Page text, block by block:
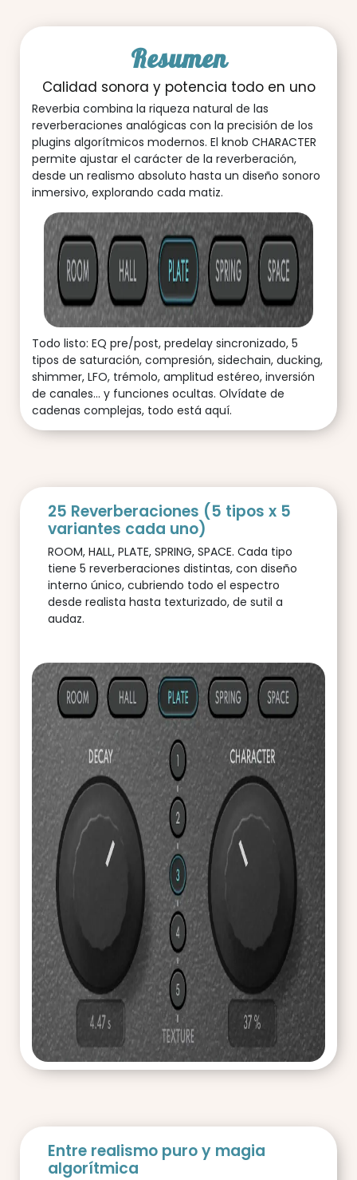
Resumen
Calidad sonora y potencia todo en uno
Reverbia combina la riqueza natural de las
reverberaciones analógicas con la precisión de los
plugins algorítmicos modernos. El knob CHARACTER
permite ajustar el carácter de la reverberación,
desde un realismo absoluto hasta un diseño sonoro
inmersivo, explorando cada matiz.
Todo listo: EQ pre/post, predelay sincronizado, 5
tipos de saturación, compresión, sidechain, ducking,
shimmer, LFO, trémolo, amplitud estéreo, inversión
de canales... y funciones ocultas. Olvídate de
cadenas complejas, todo está aquí.
25 Reverberaciones (5 tipos x 5
variantes cada uno)
ROOM, HALL, PLATE, SPRING, SPACE. Cada tipo
tiene 5 reverberaciones distintas, con diseño
interno único, cubriendo todo el espectro
desde realista hasta texturizado, de sutil a
audaz.
Entre realismo puro y magia
algorítmica